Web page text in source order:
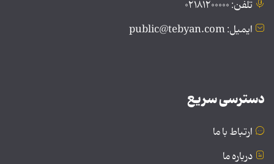
تلفن: ۰۲۱۸۱۲۰۰۰۰۰
ایمیل: public@tebyan.com
دسترسی سریع
ارتباط با ما
درباره ما